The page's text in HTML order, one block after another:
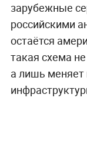
зарубежные
российскими
остаётся
такая схема
а лишь меняет